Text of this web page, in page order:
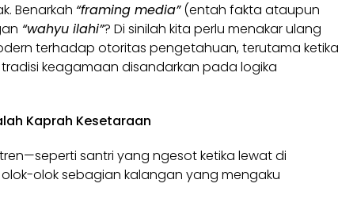
Benarkah “framing media”(entah fakta ataupun
“wahyu ilahi”? Di sinilah kita perlu menakar ulang
terhadap otoritas pengetahuan, terutama ketika
keagamaan disandarkan pada logika
Kaprah Kesetaraan
santri yang ngesot ketika lewat di
olok sebagian kalangan yang mengaku